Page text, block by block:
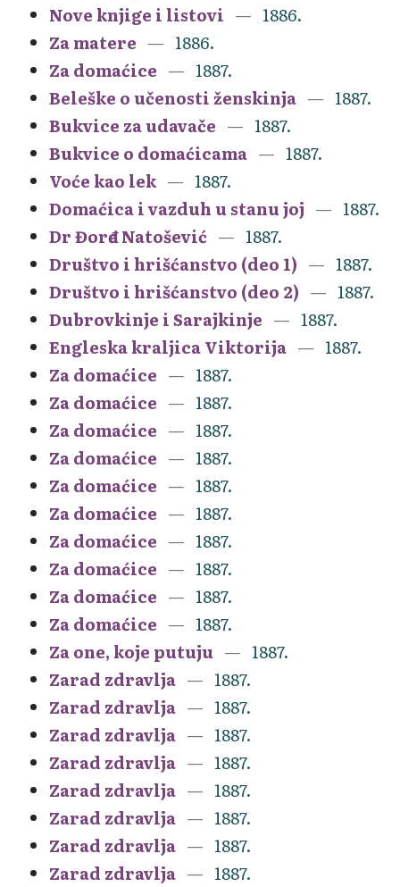
Nove knjige i listovi
1886.
Za matere
1886.
Za domaćice
1887.
Beleške o učenosti ženskinja
1887.
Bukvice za udavače
1887.
Bukvice o domaćicama
1887.
Voće kao lek
1887.
Domaćica i vazduh u stanu joj
1887.
Dr Đorđe Natošević
1887.
Društvo i hrišćanstvo (deo 1)
1887.
Društvo i hrišćanstvo (deo 2)
1887.
Dubrovkinje i Sarajkinje
1887.
Engleska kraljica Viktorija
1887.
Za domaćice
1887.
Za domaćice
1887.
Za domaćice
1887.
Za domaćice
1887.
Za domaćice
1887.
Za domaćice
1887.
Za domaćice
1887.
Za domaćice
1887.
Za domaćice
1887.
Za domaćice
1887.
Za one, koje putuju
1887.
Zarad zdravlja
1887.
Zarad zdravlja
1887.
Zarad zdravlja
1887.
Zarad zdravlja
1887.
Zarad zdravlja
1887.
Zarad zdravlja
1887.
Zarad zdravlja
1887.
Zarad zdravlja
1887.